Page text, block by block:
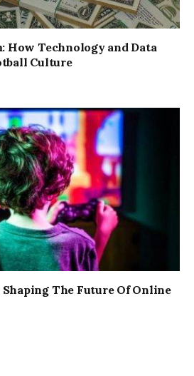
How Technology and Data
Culture
The Future Of Online